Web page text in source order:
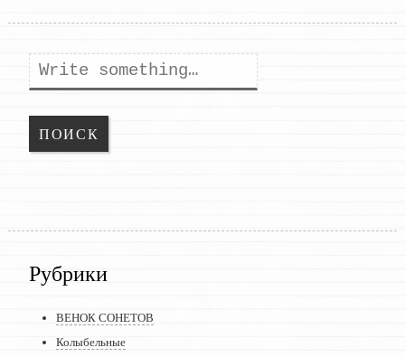
Поиск
Рубрики
ВЕНОК СОНЕТОВ
Колыбельные